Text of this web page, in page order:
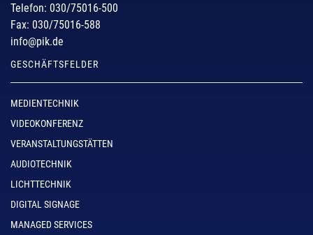
Telefon: 030/75016-500
Fax: 030/75016-588
info@pik.de
GESCHÄFTSFELDER
MEDIENTECHNIK
VIDEOKONFERENZ
VERANSTALTUNGSTÄTTEN
AUDIOTECHNIK
LICHTTECHNIK
DIGITAL SIGNAGE
MANAGED SERVICES